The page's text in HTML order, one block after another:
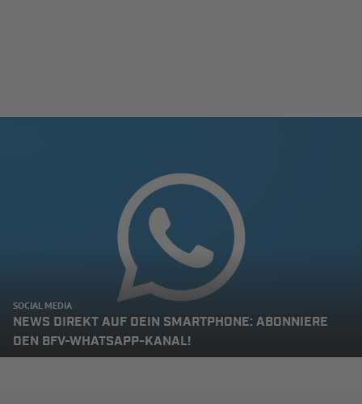
SOCIAL MEDIA
NEWS DIREKT AUF DEIN SMARTPHONE: ABONNIERE
DEN BFV-WHATSAPP-KANAL!